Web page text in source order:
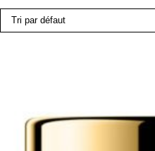
Tri par défaut